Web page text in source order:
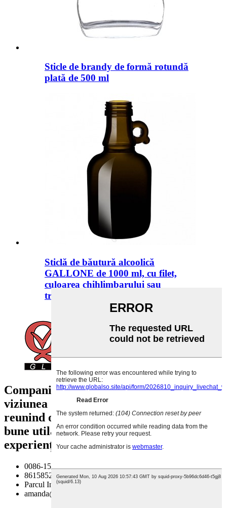
Sticle de brandy de formă rotundă
plată de 500 ml
Sticlă de băutură alcoolică
GALLONE de 1000 ml, cu filet,
culoarea chihlimbarului sau
transparentă
Compania noastră a apărut dintr-o
viziunea de a revoluționa industria,
reunind o echipă de experți și cele mai
bune utilaje dedicate îmbunătățirii
experienței dumneavoastră.
0086-15852141369
8615852141369
Parcul Industrial Liuxin, Xuzhou, Jiangsu, China
amanda@qltbottle.com